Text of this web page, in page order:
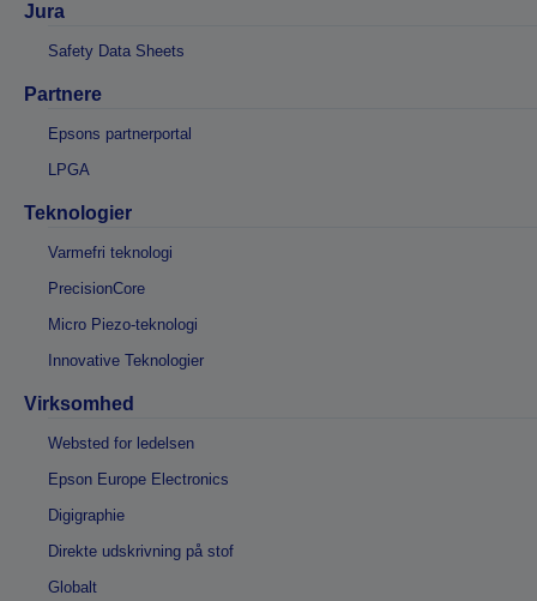
Jura
Safety Data Sheets
Partnere
Epsons partnerportal
LPGA
Teknologier
Varmefri teknologi
PrecisionCore
Micro Piezo-teknologi
Innovative Teknologier
Virksomhed
Websted for ledelsen
Epson Europe Electronics
Digigraphie
Direkte udskrivning på stof
Globalt